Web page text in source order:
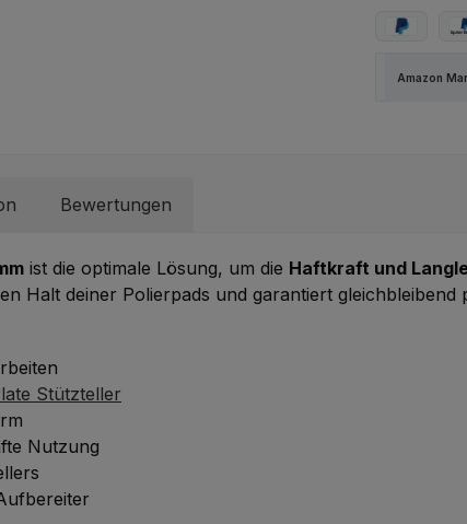
Amazon
Bewertungen
ist die optimale Lösung, um die Haftkraft und
Halt deiner Polierpads und garantiert gleichbleibend
Stützteller
Nutzung